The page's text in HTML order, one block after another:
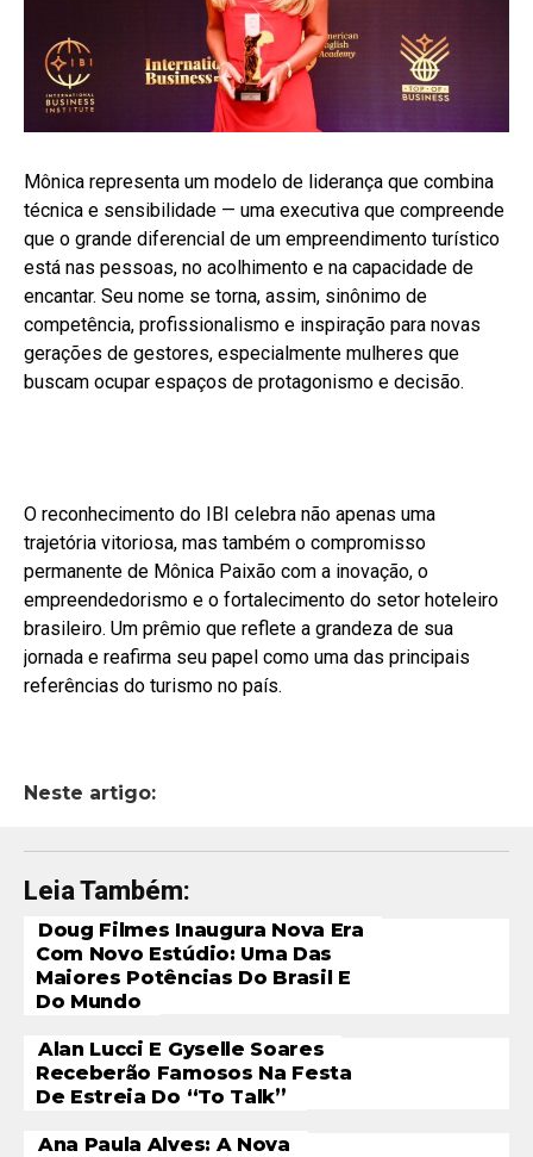
Mônica representa um modelo de liderança que combina
técnica e sensibilidade — uma executiva que compreende
que o grande diferencial de um empreendimento turístico
está nas pessoas, no acolhimento e na capacidade de
encantar. Seu nome se torna, assim, sinônimo de
competência, profissionalismo e inspiração para novas
gerações de gestores, especialmente mulheres que
buscam ocupar espaços de protagonismo e decisão.
O reconhecimento do IBI celebra não apenas uma
trajetória vitoriosa, mas também o compromisso
permanente de Mônica Paixão com a inovação, o
empreendedorismo e o fortalecimento do setor hoteleiro
brasileiro. Um prêmio que reflete a grandeza de sua
jornada e reafirma seu papel como uma das principais
referências do turismo no país.
Neste artigo:
Leia Também:
Doug Filmes Inaugura Nova Era
Com Novo Estúdio: Uma Das
Maiores Potências Do Brasil E
Do Mundo
Alan Lucci E Gyselle Soares
Receberão Famosos Na Festa
De Estreia Do “To Talk”
Ana Paula Alves: A Nova